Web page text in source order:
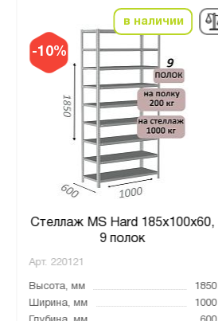
-10%
в наличии
Стеллаж MS Hard 185х100х60,
9 полок
Арт. 220121
Высота, мм
1850
Ширина, мм
1000